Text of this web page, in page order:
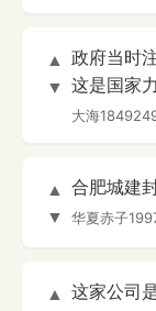
▲
▼
政府当时
这是国家
大海
▲
▼
合肥城建
华夏赤子
▲
这家公司